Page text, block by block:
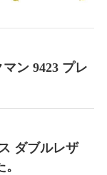
ン 9423 プレ
ダブルレザ